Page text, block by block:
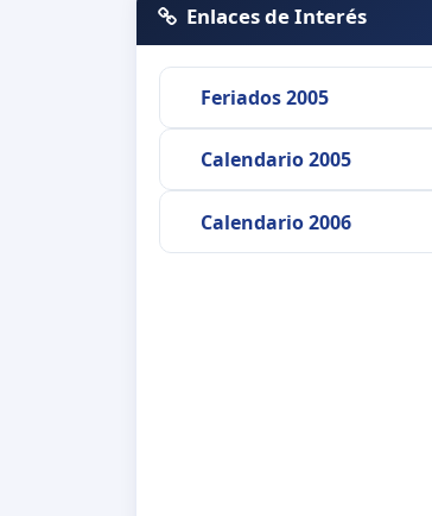
Enlaces de Interés
Feriados 2005
Calendario 2005
Calendario 2006